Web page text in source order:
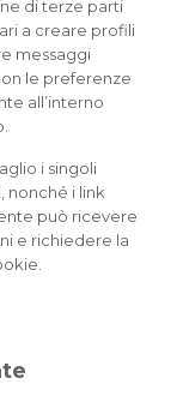
di terze parti
a creare profili
messaggi
le preferenze
all’interno
i singoli
nonché i link
può ricevere
e richiedere la